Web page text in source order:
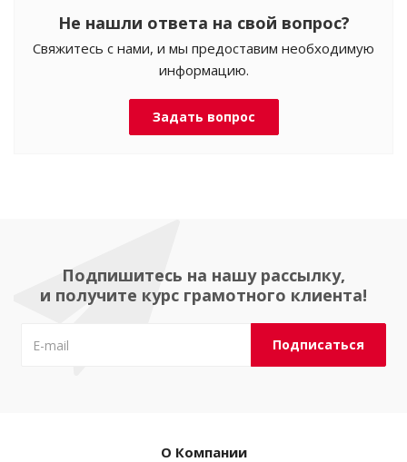
Не нашли ответа на свой вопрос?
Свяжитесь с нами, и мы предоставим необходимую
информацию.
Задать вопрос
Подпишитесь на нашу рассылку,
и получите курс грамотного клиента!
О Компании